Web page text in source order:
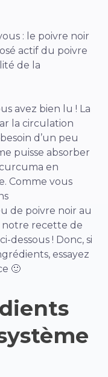
: le poivre noir
actif du poivre
de la
avez bien lu ! La
la circulation
d’un peu
puisse absorber
en
Comme vous
de poivre noir au
notre recette de
dessous ! Donc, si
essayez
🙂